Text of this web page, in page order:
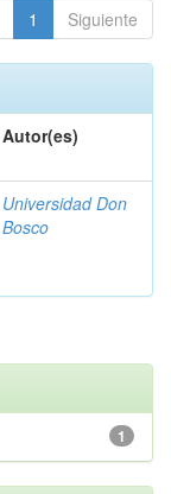
1 Siguiente
Autor(es)
Universidad Don
Bosco
1